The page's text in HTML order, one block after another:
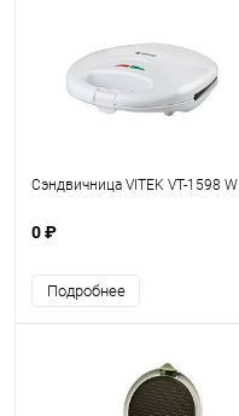
Сэндвичница VITEK VT-1598 W
0 ₽
Подробнее